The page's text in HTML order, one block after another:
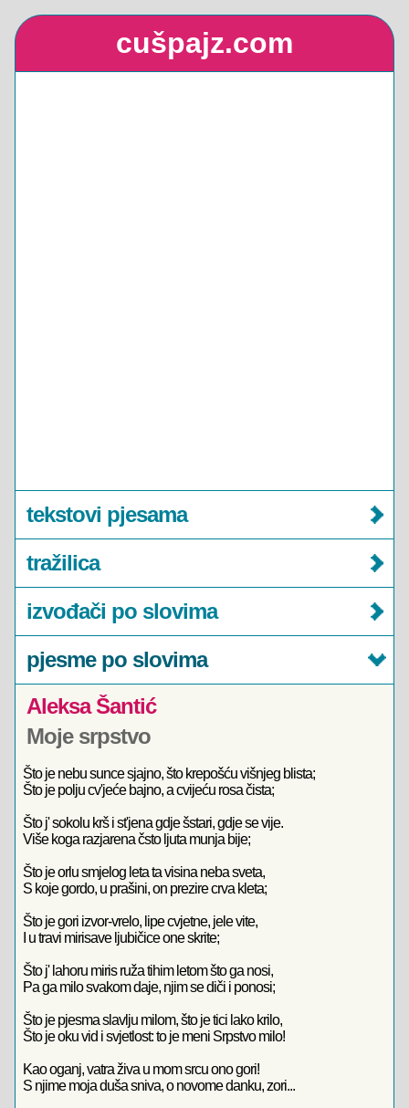
cušpajz.com
tekstovi pjesama
tražilica
izvođači po slovima
pjesme po slovima
Aleksa Šantić
Moje srpstvo
Što je nebu sunce sjajno, što krepošću višnjeg blista;
Što je polju cv'jeće bajno, a cvijeću rosa čista;
Što j' sokolu krš i st'jena gdje šstari, gdje se vije.
Više koga razjarena čsto ljuta munja bije;
Što je orlu smjelog leta ta visina neba sveta,
S koje gordo, u prašini, on prezire crva kleta;
Što je gori izvor-vrelo, lipe cvjetne, jele vite,
I u travi mirisave ljubičice one skrite;
Što j' lahoru miris ruža tihim letom što ga nosi,
Pa ga milo svakom daje, njim se diči i ponosi;
Što je pjesma slavlju milom, što je tici lako krilo,
Što je oku vid i svjetlost: to je meni Srpstvo milo!
Kao oganj, vatra živa u mom srcu ono gori!
S njime moja duša sniva, o novome danku, zori...